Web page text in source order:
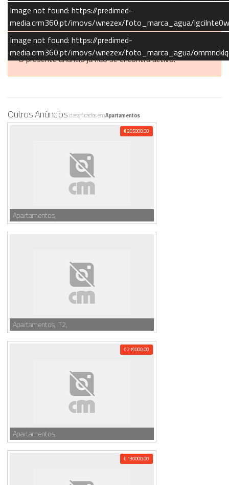
Image not found: https://predimed-
media.crm360.pt/imovs/wnezex/foto_marca_agua/
Image not found: https://predimed-
media.crm360.pt/imovs/wnezex/foto_marca_agua/
Referência do AnúncioCM08966660IMO
Anúncio Expirado
O presente anúncio já não se encontra activo.
Outros Anúncios classificados emApartamentos
€ 205000,00
Apartamentos,
Apartamentos, T2,
€ 219000,00
Apartamentos,
€ 130000,00